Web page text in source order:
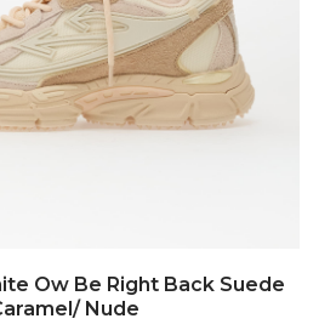
Ow Be Right Back Suede
Nude